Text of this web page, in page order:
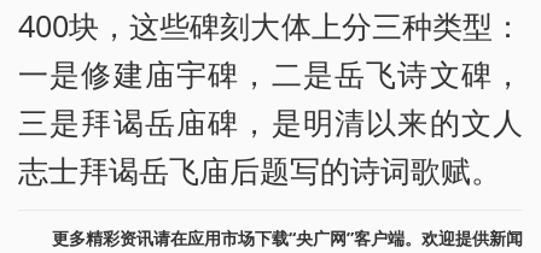
400块，这些碑刻大体上分三种类型：
一是修建庙宇碑，二是岳飞诗文碑，
三是拜谒岳庙碑，是明清以来的文人
志士拜谒岳飞庙后题写的诗词歌赋。
更多精彩资讯请在应用市场下载“央广网”客户端。欢迎提供新闻